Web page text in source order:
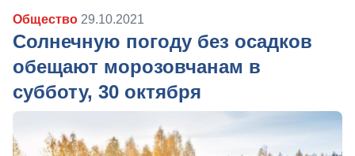
Общество 29.10.2021
Солнечную погоду без осадков
обещают морозовчанам в
субботу, 30 октября